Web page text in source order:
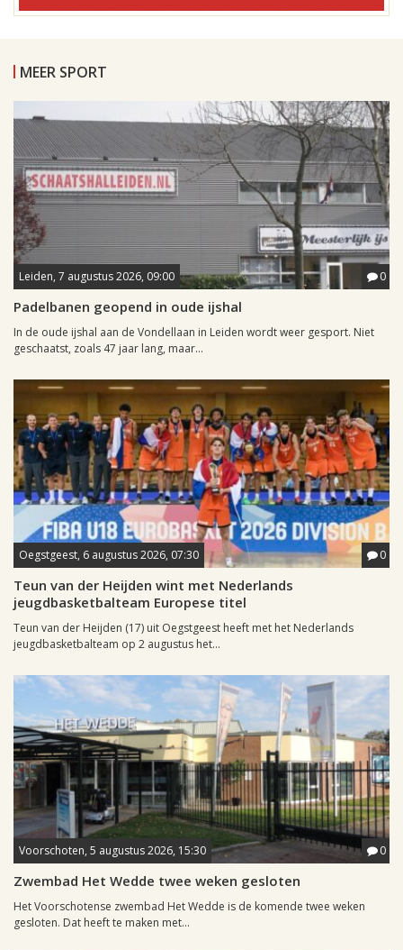
MEER SPORT
Leiden, 7 augustus 2026, 09:00 0
Padelbanen geopend in oude ijshal
In de oude ijshal aan de Vondellaan in Leiden wordt weer gesport. Niet
geschaatst, zoals 47 jaar lang, maar...
Oegstgeest, 6 augustus 2026, 07:30 0
Teun van der Heijden wint met Nederlands
jeugdbasketbalteam Europese titel
Teun van der Heijden (17) uit Oegstgeest heeft met het Nederlands
jeugdbasketbalteam op 2 augustus het...
Voorschoten, 5 augustus 2026, 15:30 0
Zwembad Het Wedde twee weken gesloten
Het Voorschotense zwembad Het Wedde is de komende twee weken
gesloten. Dat heeft te maken met...